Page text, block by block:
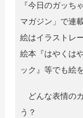
『今日のガッち
マガジン」で連
絵はイラストレ
絵本『はやくは
ック』等でも絵
どんな表情の
う？